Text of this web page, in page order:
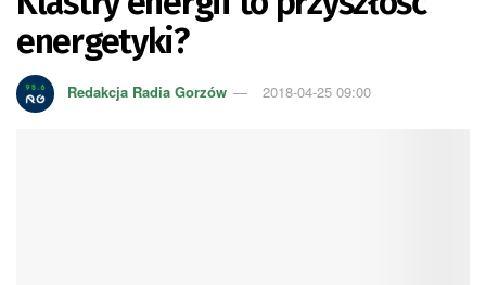
energetyki?
Redakcja Radia Gorzów 2018-04-25 09:00